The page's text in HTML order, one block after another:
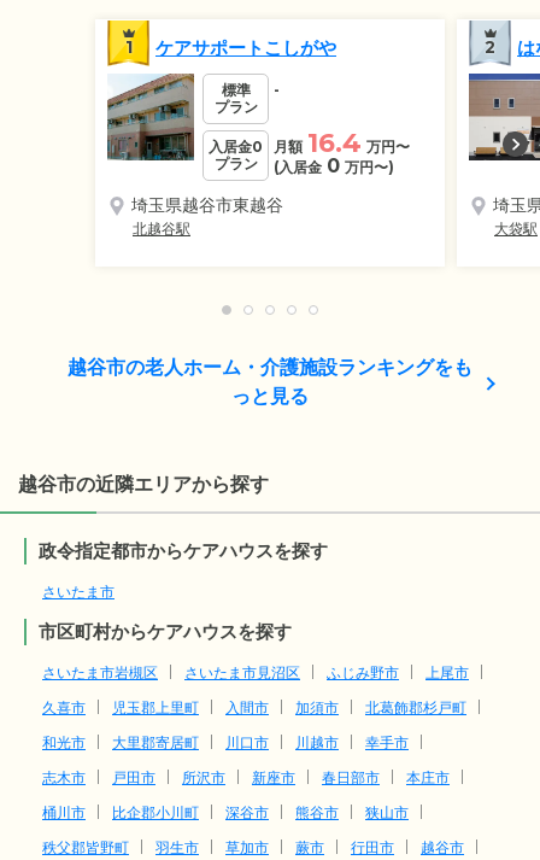
1 ケアサポートこしがや
標準
プラン
-
入居金0
プラン
月額 16.4 万円〜
(入居金 0 万円〜)
埼玉県越谷市東越谷
北越谷駅
2
埼玉
大袋駅
越谷市の老人ホーム・介護施設ランキングをも
っと見る
越谷市の近隣エリアから探す
政令指定都市からケアハウスを探す
さいたま市
市区町村からケアハウスを探す
さいたま市岩槻区 さいたま市見沼区 ふじみ野市
上尾市
久喜市
児玉郡上里町 入間市 加須市
北葛飾郡杉戸町
和光市
大里郡寄居町 川口市 川越市
幸手市
志木市
戸田市 所沢市 新座市 春日部市
本庄市
桶川市
比企郡小川町 深谷市 熊谷市
狭山市
秩父郡皆野町
羽生市 草加市 蕨市 行田市
越谷市